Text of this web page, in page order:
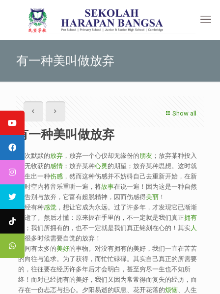
有一种美叫做放弃
Show all
有一种美叫做放弃
一次默默的放弃，放弃一个心仪却无缘份的朋友；放弃某种投入
却无收获的感情；放弃某种心灵 的期望；放弃某种思想。这时就
会生出一种伤感，然而这种伤感并不妨碍自己去重新开始，在新
的时空内将音乐重听一遍，将故事在说一遍！因为这是一种自然
的告别与放弃，它富有超脱精神，因而伤感得美丽！
曾经有种感觉，想让它成为永远。过了许多年，才发现它已渐渐
消逝了。然后才懂：原来握在手里的，不一定就是我们真正拥有
的；我们所拥有的，也不一定就是我们真正铭刻在心的！其实人
很多时候需要自觉的放弃！
世间有太多的美好的事物。对没有拥有的美好，我们一直在苦苦
的向往与追求。为了获得，而忙忙碌碌。其实自己真正的所需要
的，往往要在经历许多年后才会明白，甚至穷尽一生也不知所
终！而对已经拥有的美好，我们又因为常常得而复失的经历，而
存在一份忐忑与担心。夕阳易逝的叹息、花开花落的烦恼、人生